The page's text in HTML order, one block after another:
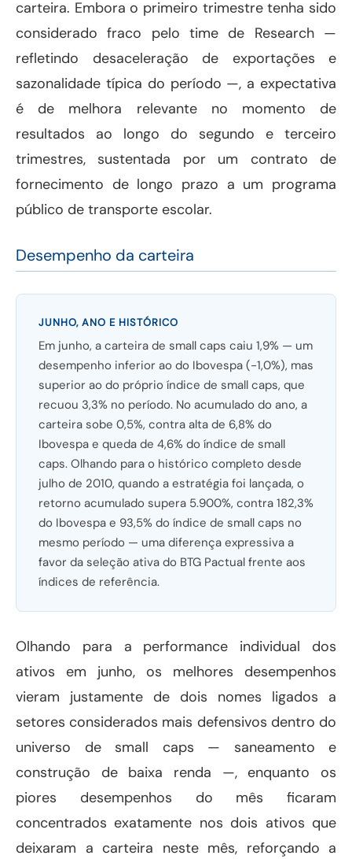
carteira. Embora o primeiro trimestre tenha sido
considerado fraco pelo time de Research —
refletindo desaceleração de exportações e
sazonalidade típica do período —, a expectativa
é de melhora relevante no momento de
resultados ao longo do segundo e terceiro
trimestres, sustentada por um contrato de
fornecimento de longo prazo a um programa
público de transporte escolar.
Desempenho da carteira
JUNHO, ANO E HISTÓRICO
Em junho, a carteira de small caps caiu 1,9% — um
desempenho inferior ao do Ibovespa (-1,0%), mas
superior ao do próprio índice de small caps, que
recuou 3,3% no período. No acumulado do ano, a
carteira sobe 0,5%, contra alta de 6,8% do
Ibovespa e queda de 4,6% do índice de small
caps. Olhando para o histórico completo desde
julho de 2010, quando a estratégia foi lançada, o
retorno acumulado supera 5.900%, contra 182,3%
do Ibovespa e 93,5% do índice de small caps no
mesmo período — uma diferença expressiva a
favor da seleção ativa do BTG Pactual frente aos
índices de referência.
Olhando para a performance individual dos
ativos em junho, os melhores desempenhos
vieram justamente de dois nomes ligados a
setores considerados mais defensivos dentro do
universo de small caps — saneamento e
construção de baixa renda —, enquanto os
piores desempenhos do mês ficaram
concentrados exatamente nos dois ativos que
deixaram a carteira neste mês, reforçando a